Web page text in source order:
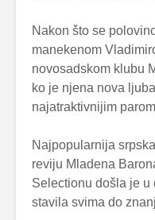
Nakon što se
manekenom
novosadskom klubu
ko je njena nova
najatraktivnijim
Najpopularnija
reviju Mladena
Selectionu došla je u
stavila svima do